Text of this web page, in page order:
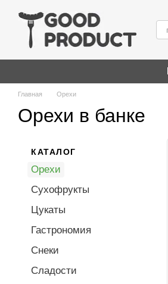
Главная Орехи
Орехи в банке
КАТАЛОГ
Орехи
Сухофрукты
Цукаты
Гастрономия
Снеки
Сладости